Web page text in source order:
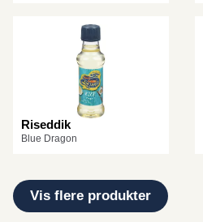
Riseddik
Blue Dragon
Vis flere produkter